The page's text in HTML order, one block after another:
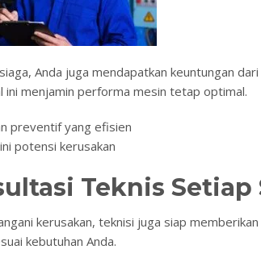
Anda juga mendapatkan keuntungan
ini menjamin performa mesin tetap optimal.
preventif yang efisien
potensi kerusakan
Teknis Setiap
kerusakan, teknisi juga siap
kebutuhan Anda.